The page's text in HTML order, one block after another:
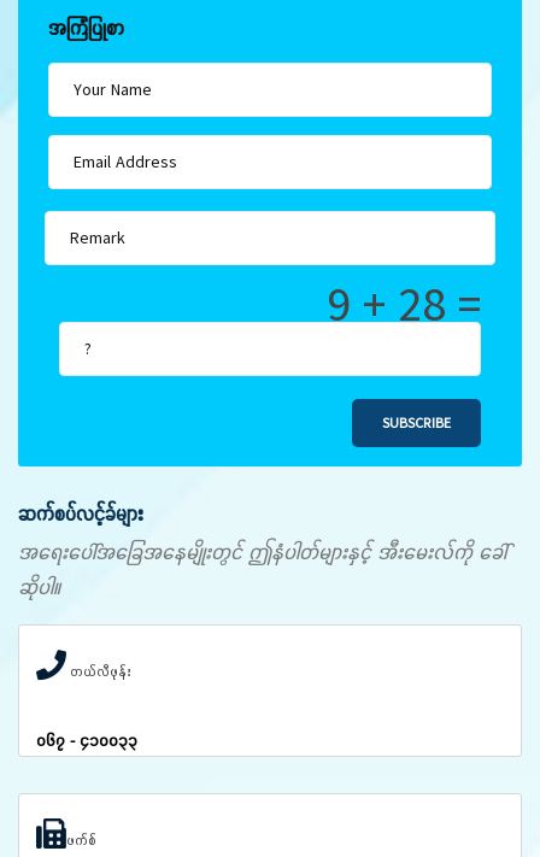
အကြံပြုစာ
9 + 28 =
SUBSCRIBE
ဆက်စပ်လင့်ခ်များ
အရေးပေါ်အခြေအနေမျိုးတွင် ဤနံပါတ်များနှင့် အီးမေးလ်ကို ခေါ်
ဆိုပါ။
တယ်လီဖုန်း
၀၆၇ - ၄၁၀၀၃၃
ဖက်စ်